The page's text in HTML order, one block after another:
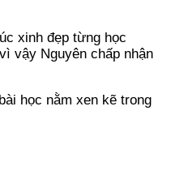
xinh đẹp từng học
vậy Nguyên chấp nhận
học nằm xen kẽ trong